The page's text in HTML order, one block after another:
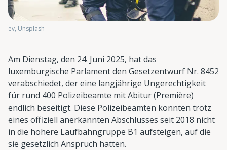
ev, Unsplash
Am Dienstag, den 24. Juni 2025, hat das
luxemburgische Parlament den Gesetzentwurf Nr. 8452
verabschiedet, der eine langjährige Ungerechtigkeit
für rund 400 Polizeibeamte mit Abitur (Première)
endlich beseitigt. Diese Polizeibeamten konnten trotz
eines offiziell anerkannten Abschlusses seit 2018 nicht
in die höhere Laufbahngruppe B1 aufsteigen, auf die
sie gesetzlich Anspruch hatten.